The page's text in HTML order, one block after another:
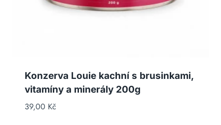
Konzerva Louie kachní s brusinkami,
vitamíny a minerály 200g
39,00 Kč